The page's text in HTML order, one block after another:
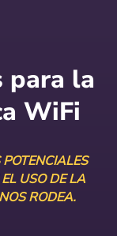
para la
WiFi
USO DE LA
RODEA.